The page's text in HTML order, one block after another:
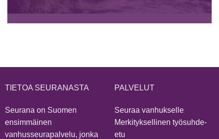
TIETOA SEURANASTA
Seurana on Suomen
ensimmäinen
vanhusseurapalvelu, jonka
PALVELUT
Seuraa vanhukselle
Merkityksellinen työsuhde-
etu